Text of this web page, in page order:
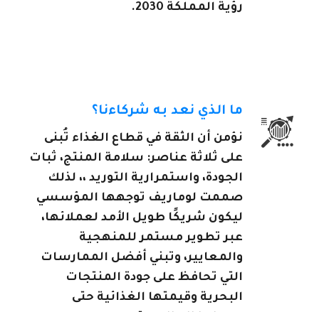
رؤية المملكة 2030.
ما الذي نعد به شركاءنا؟
نؤمن أن الثقة في قطاع الغذاء تُبنى
على ثلاثة عناصر: سلامة المنتج، ثبات
الجودة، واستمرارية التوريد ،، لذلك
صممت لوماريف توجهها المؤسسي
ليكون شريكًا طويل الأمد لعملائها،
عبر تطوير مستمر للمنهجية
والمعايير، وتبني أفضل الممارسات
التي تحافظ على جودة المنتجات
البحرية وقيمتها الغذائية حتى